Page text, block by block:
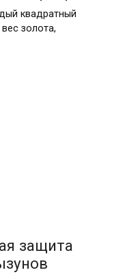
квадратный
золота,
защита